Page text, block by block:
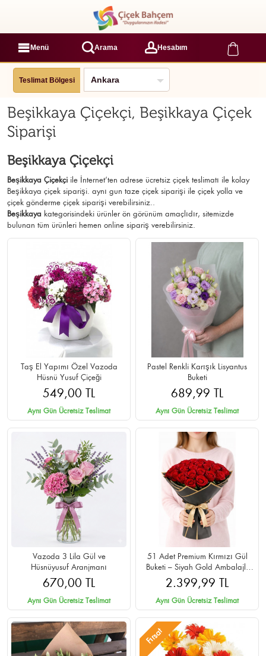
Menü Arama Hesabım
Teslimat Bölgesi
Beşikkaya Çiçekçi, Beşikkaya Çiçek
Siparişi
Beşikkaya Çiçekçi
Beşikkaya Çiçekçi ile İnternet’ten adrese ücretsiz çiçek teslimatı ile kolay
Beşikkaya çiçek siparişi. aynı gun taze çiçek siparişi ile çiçek yolla ve
çiçek gönderme çiçek siparişi verebilirsiniz..
Beşikkaya kategorisindeki ürünler ön görünüm amaçlıdır, sitemizde
bulunan tüm ürünleri hemen online sipariş verebilirsiniz.
Taş El Yapımı Özel Vazoda
Hüsnü Yusuf Çiçeği
549,00 TL
Aynı Gün Ücretsiz Teslimat
Pastel Renkli Karışık Lisyantus
Buketi
689,99 TL
Aynı Gün Ücretsiz Teslimat
Vazoda 3 Lila Gül ve
Hüsnüyusuf Aranjmanı
670,00 TL
Aynı Gün Ücretsiz Teslimat
51 Adet Premium Kırmızı Gül
Buketi – Siyah Gold Ambalajlı
Cipsolu
2.399,99 TL
Aynı Gün Ücretsiz Teslimat
Fırsat